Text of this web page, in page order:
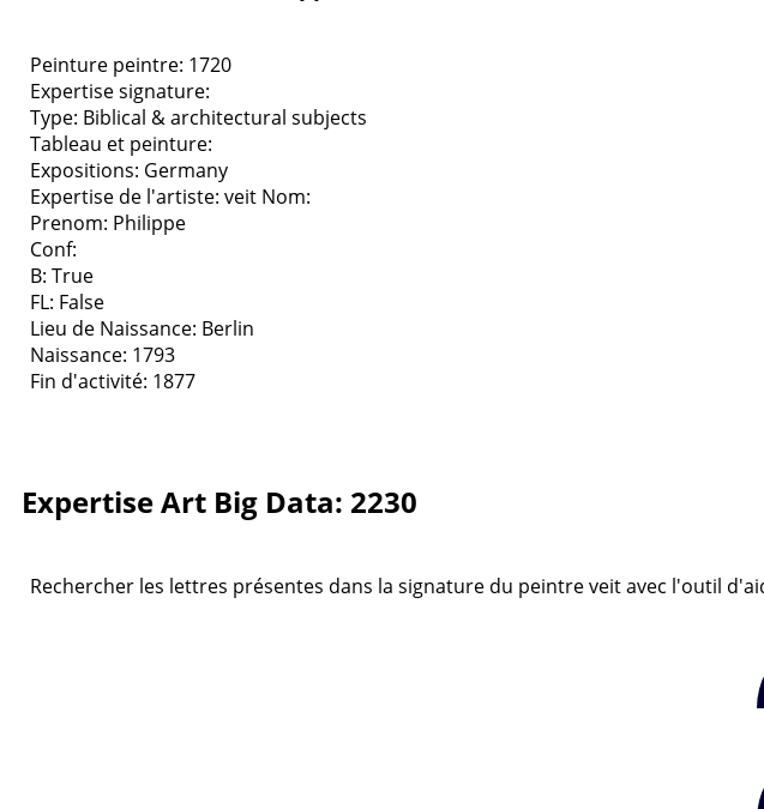
Peinture peintre: 1720
Expertise signature:
Type: Biblical & architectural subjects
Tableau et peinture:
Expositions: Germany
Expertise de l'artiste: veit Nom:
Prenom: Philippe
Conf:
B: True
FL: False
Lieu de Naissance: Berlin
Naissance: 1793
Fin d'activité: 1877
Expertise Art Big Data: 2230
Rechercher les lettres présentes dans la signature du peintre veit avec l'outil